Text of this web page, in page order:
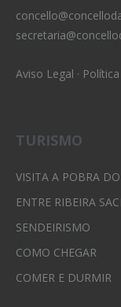
Aviso Legal ·
TURISMO
VISITA A POBRA
ENTRE RIBEIRA
SENDEIRISMO
COMO CHEGAR
COMER E DURMIR